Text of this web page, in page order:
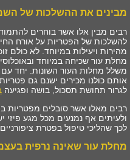
מבינים את ההשלכות של
רבים מבין אלו אשר בוחרים
להשלכות של הפטריות על אורח
מהירות ויעילות במיוחד. לא כולם
משלל מחלות העור השונות. יחד עם
אותם כולנו מכירים ישנם גם
לגרור תחושת תסכול, בושה ופגיעה
רבים מאלו אשר סובלים מפטריות
ולעיתים אף נמנעים מכל מגע פיזי
לכך שהליכי טיפול בפטרת
מחלת עור שאינה נרפית